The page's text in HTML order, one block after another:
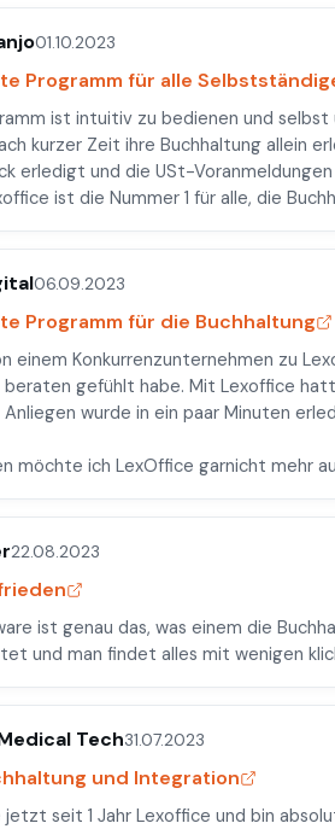
01.10.2023
Programm für alle
ist intuitiv zu bedienen und
kurzer Zeit ihre Buchhaltung allein
erledigt und die USt-
ist die Nummer 1 für alle, die
06.09.2023
Programm für die Buchhaltung
einem Konkurrenzunternehmen zu
gefühlt habe. Mit Lexoffice
wurde in ein paar Minuten
möchte ich LexOffice garnicht mehr
22.08.2023
ist genau das, was einem die
und man findet alles mit wenigen
Tech31.07.2023
und Integration
jetzt seit 1 Jahr Lexoffice und bin